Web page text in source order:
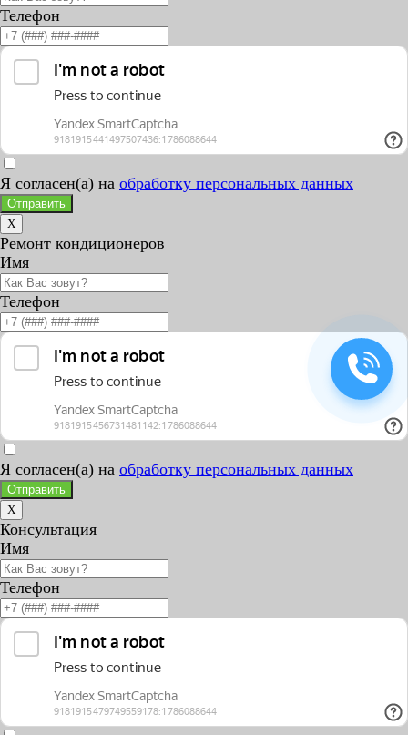
Телефон
Я согласен(а) на обработку персональных данных
Отправить
X
Ремонт кондиционеров
Имя
Телефон
Я согласен(а) на обработку персональных данных
Отправить
X
Консультация
Имя
Телефон